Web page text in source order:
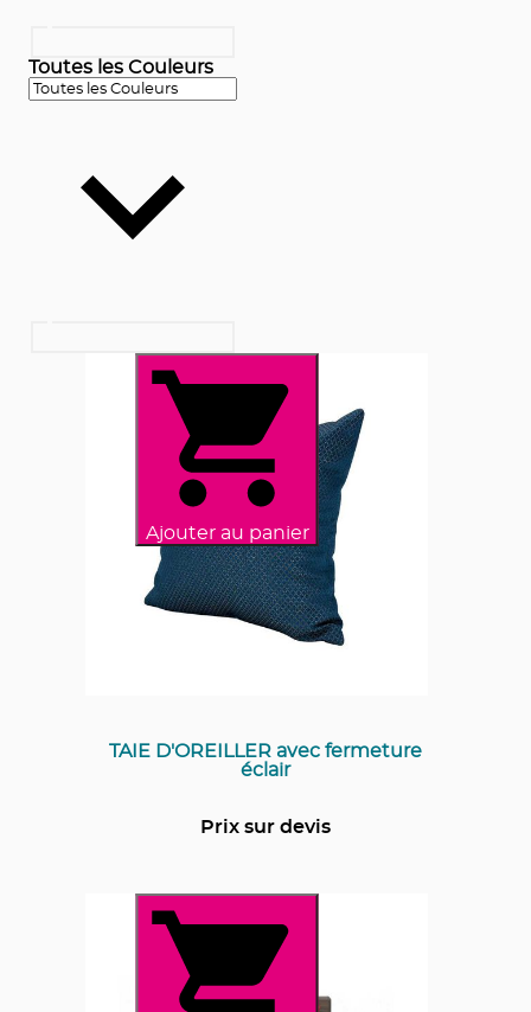
Toutes les Couleurs
Ajouter au panier
TAIE D'OREILLER avec fermeture
éclair
Prix sur devis